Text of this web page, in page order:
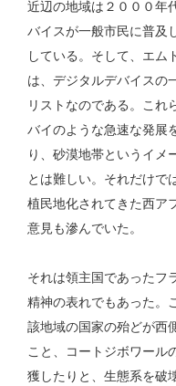
近辺の地域は２０００年
バイスが一般市民に普及
している。そして、エム
は、デジタルデバイスの
リストなのである。これ
バイのような急速な発展
り、砂漠地帯というイメ
とは難しい。それだけで
植民地化されてきた西ア
意見も滲んでいた。
それは領主国であったフ
精神の表れでもあった。
該地域の国家の殆どが西
こと、コートジボワール
獲したりと、生態系を破